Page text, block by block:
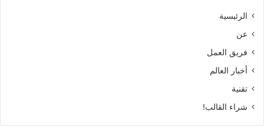
الرئيسية
عن
فريق العمل
أخبار العالم
تقنية
شراء القالب!